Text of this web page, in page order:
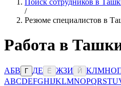
Поиск сотрудников в
/
Резюме специалистов в
Работа в
АБВ Г ДЕ Ё ЖЗИ Й КЛМНО
ABCDEFGHIJKLMNOPQRSTU